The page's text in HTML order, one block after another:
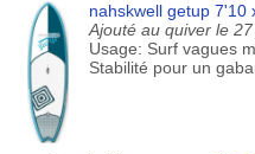
nahskwell getup 7'10
Ajouté au quiver le
Usage: Surf vagues
Stabilité pour un